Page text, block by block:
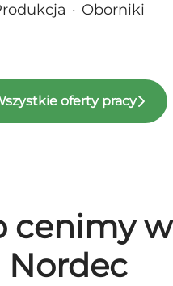
· Oborniki
oferty pracy
cenimy w
Nordec